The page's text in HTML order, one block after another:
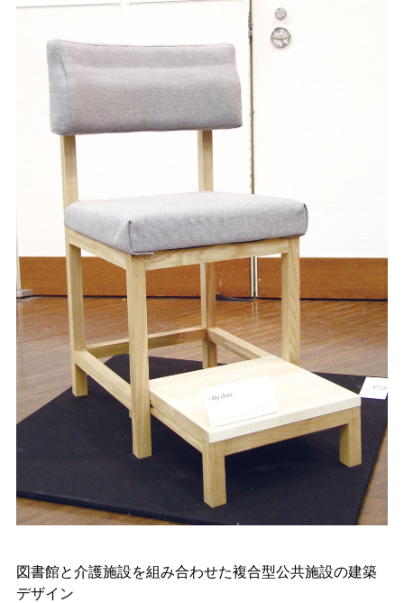
図書館と介護施設を組み合わせた複合型公共施設の建築
デザイン